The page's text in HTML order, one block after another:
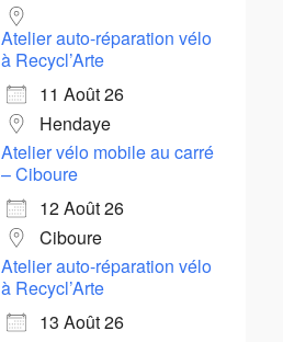
Atelier auto-réparation vélo
à Recycl’Arte
11 Août 26
Hendaye
Atelier vélo mobile au carré
– Ciboure
12 Août 26
Ciboure
Atelier auto-réparation vélo
à Recycl’Arte
13 Août 26